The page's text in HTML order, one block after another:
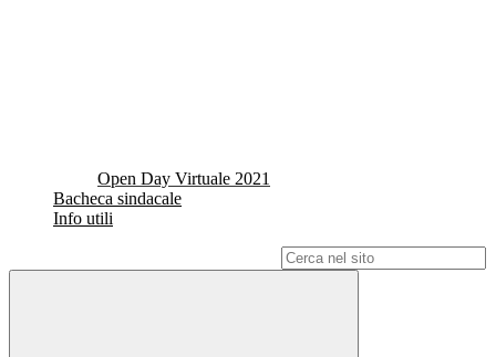
Open Day Virtuale 2021
Bacheca sindacale
Info utili